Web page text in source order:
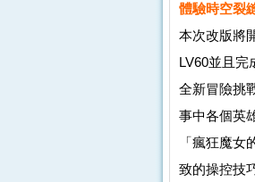
體驗時空裂
本次改版將
LV60並且完
全新冒險挑
事中各個英
「瘋狂魔
致的操控技